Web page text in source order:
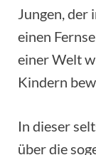
Jungen, der
einen
einer Welt
Kindern
In dieser
über die